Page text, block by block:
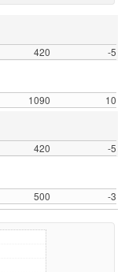
420
-5
1090
10
420
-5
500 -3